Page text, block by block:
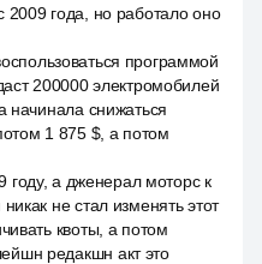
2009 года, но работало оно
программой
200000 электромобилей
начинала снижаться
1 875 $, а потом
году, а дженерал моторс к
не стал изменять этот
квоты, а потом
редакшн акт это